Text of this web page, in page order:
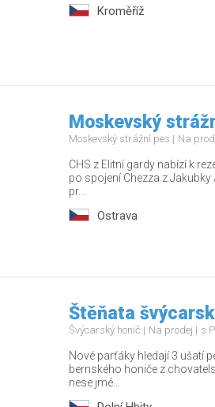
Kroměříž
Moskevský
Moskevský strážní pes Na
CHS z Elitní gardy nabízí k
po spojení Chezza z
pr...
Ostrava
Štěňata
Švýcarský honič Na prodej s
Nové parťáky hledají 3 ušatí
bernského honiče z
nese jmé...